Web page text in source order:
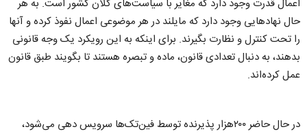
اعمال قدرت وجود دارد که مغایر با سیاست‌های کلان کشور است. به هر
حال نهادهایی وجود دارد که مایلند در هر موضوعی اعمال نفوذ کرده و آنها
را تحت کنترل و نظارت بگیرند. برای اینکه به این رویکرد یک وجه‌ قانونی
بدهند، به دنبال تعدادی قانون، ماده و تبصره هستند تا بگویند طبق قانون
عمل کرده‌اند.
در حال حاضر ۲۰۰هزار پذیرنده توسط فین‌تک‌ها سرویس دهی می‌شود،